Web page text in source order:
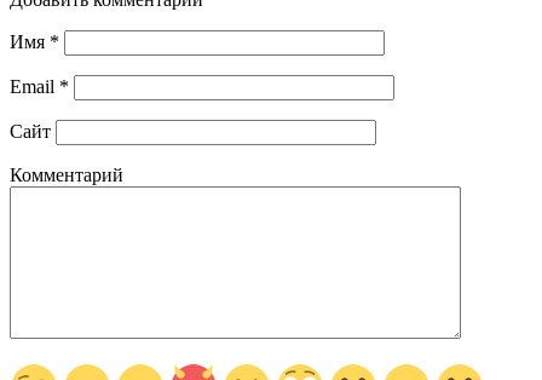
Имя *
Email *
Сайт
Комментарий